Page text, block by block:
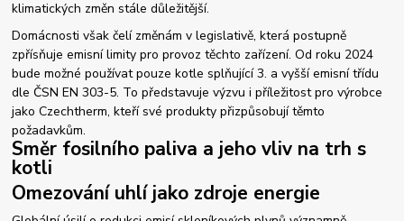
klimatických změn stále důležitější.
Domácnosti však čelí změnám v legislativě, která postupně
zpřísňuje emisní limity pro provoz těchto zařízení. Od roku 2024
bude možné používat pouze kotle splňující 3. a vyšší emisní třídu
dle ČSN EN 303-5. To představuje výzvu i příležitost pro výrobce
jako Czechtherm, kteří své produkty přizpůsobují těmto
požadavkům.
Směr fosilního paliva a jeho vliv na trh s
kotli
Omezování uhlí jako zdroje energie